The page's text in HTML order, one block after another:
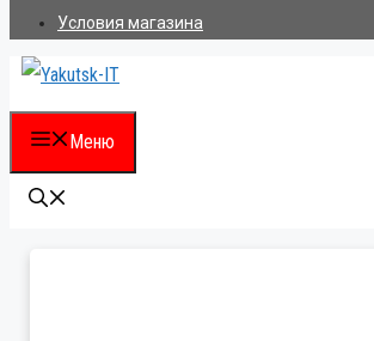
Условия магазина
Меню